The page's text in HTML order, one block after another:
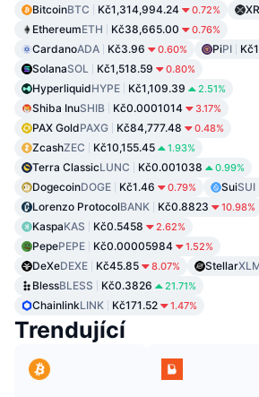
BitcoinBTC Kč1,314,994.24 0.72%
EthereumETH Kč38,665.00 0.76%
CardanoADA Kč3.96 0.60% PiPI
SolanaSOL Kč1,518.59 0.80%
HyperliquidHYPE Kč1,109.39 2.51%
Shiba InuSHIB Kč0.0001014 3.17%
PAX GoldPAXG Kč84,777.48 0.48%
ZcashZEC Kč10,155.45 1.93%
Terra ClassicLUNC Kč0.001038 0.99%
DogecoinDOGE Kč1.46 0.79% SuiSUI
Lorenzo ProtocolBANK Kč0.8823 10.98%
KaspaKAS Kč0.5458 2.62%
PepePEPE Kč0.00005984 1.52%
DeXeDEXE Kč45.85 8.07% Stellar
BlessBLESS Kč0.3826 21.71%
ChainlinkLINK Kč171.52 1.47%
Trendující